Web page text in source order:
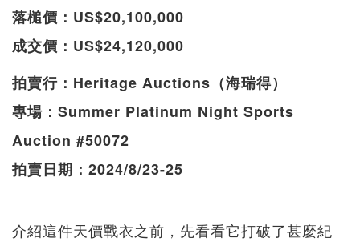
落槌價：US$20,100,000
成交價：US$24,120,000
拍賣行：Heritage Auctions（海瑞得）
專場：Summer Platinum Night Sports
Auction #50072
拍賣日期：2024/8/23-25
介紹這件天價戰衣之前，先看看它打破了甚麼紀